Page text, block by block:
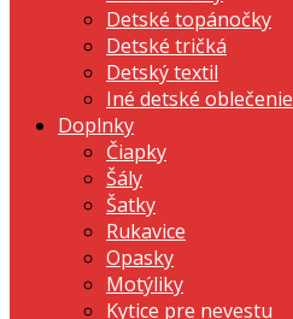
Detské topánočky
Detské tričká
Detský textil
Iné detské oblečenie
Doplnky
Čiapky
Šály
Šatky
Rukavice
Opasky
Motýliky
Kytice pre nevestu